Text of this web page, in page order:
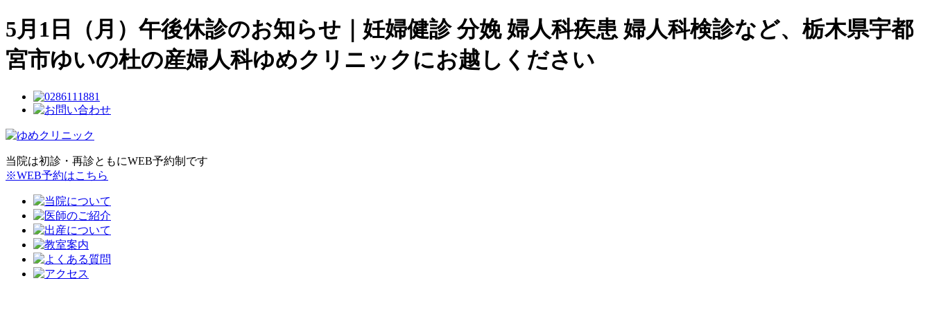
5月1日（月）午後休診のお知らせ｜妊婦健診 分娩 婦人科疾患 婦人科検診など、栃木県宇都
宮市ゆいの杜の産婦人科ゆめクリニックにお越しください
当院は初診・再診ともにWEB予約制です
※WEB予約はこちら